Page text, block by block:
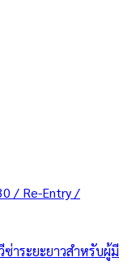
/ Re-Entry /
ซ่าระยะยาวสำหรับผู้มี